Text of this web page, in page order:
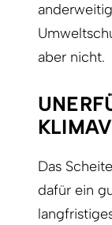
aber nicht.
Das
dafür ein